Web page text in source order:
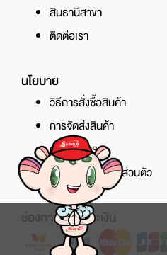
สินธานีสาขา
ติดต่อเรา
นโยบาย
วิธีการสั่งซื้อสินค้า
การจัดส่งสินค้า
ศูนย์บริการ
นโยบายความเป็นส่วนตัว
ช่องทางการชำระเงิน